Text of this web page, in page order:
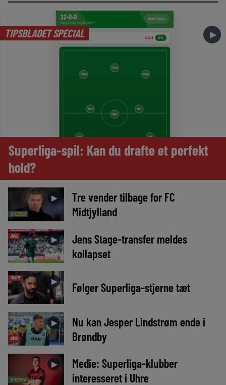
TIPSBLADET SPECIAL ►
Superliga-spil: Kan du drafte et perfekt
hold?
NYHEDER
►
Tre vender tilbage for FC
Midtjylland
AVIS ►
Jens Stage-transfer meldes
kollapset
MEDIE ► Følger Superliga-stjerne tæt
AVIS
►
Nu kan Jesper Lindstrøm ende i
Brøndby
NYHEDER
►
Medie: Superliga-klubber
interesseret i Uhre